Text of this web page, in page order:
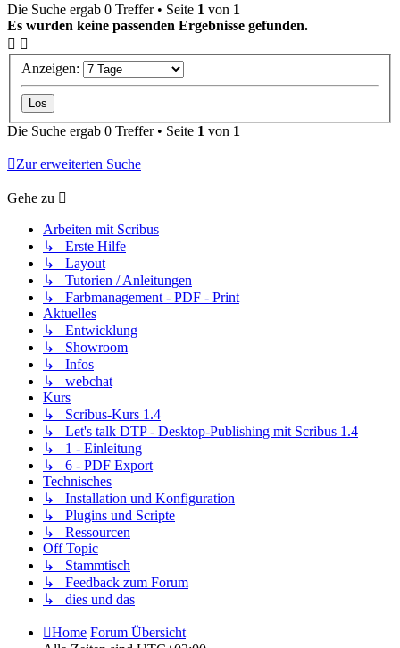
Die Suche ergab 0 Treffer • Seite 1 von 1
Es wurden keine passenden Ergebnisse gefunden.
Anzeigen:
Die Suche ergab 0 Treffer • Seite 1 von 1
Zur erweiterten Suche
Gehe zu
Arbeiten mit Scribus
↳ Erste Hilfe
↳ Layout
↳ Tutorien / Anleitungen
↳ Farbmanagement - PDF - Print
Aktuelles
↳ Entwicklung
↳ Showroom
↳ Infos
↳ webchat
Kurs
↳ Scribus-Kurs 1.4
↳ Let's talk DTP - Desktop-Publishing mit Scribus 1.4
↳ 1 - Einleitung
↳ 6 - PDF Export
Technisches
↳ Installation und Konfiguration
↳ Plugins und Scripte
↳ Ressourcen
Off Topic
↳ Stammtisch
↳ Feedback zum Forum
↳ dies und das
Home Forum Übersicht